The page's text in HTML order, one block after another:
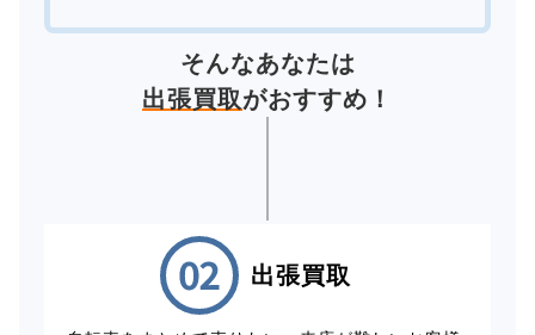
そんなあなたは
出張買取がおすすめ！
出張買取